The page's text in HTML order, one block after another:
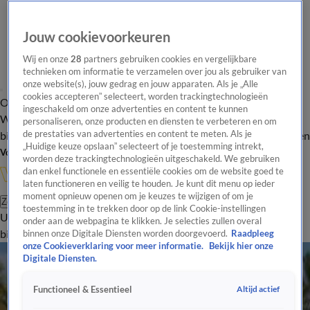
Overzicht Onze programma's Uitzendingen Onze gezichten
In de
WandelgangenInterviewsUitzending
bijwonenPodcastShopVeelgestelde vragenKijkersvraag insturen
Volg Vandaag Inside
Zoeken
UitzendingenVandaag InsideDe OranjezomerShopUitzending
bijwonen
Doordekken
28 mei, 17:17
Johan Derksen showt tattoo van zijn vrouw in nieuwste aflevering van Doordekken
Jouw cookievoorkeuren
Wij en onze28 partners gebruiken cookies en vergelijkbare
technieken om informatie te verzamelen over jou als gebruiker van
onze website(s), jouw gedrag en jouw apparaten. Als je „Alle
cookies accepteren” selecteert, worden trackingtechnologieën
ingeschakeld om onze advertenties en content te kunnen
personaliseren, onze producten en diensten te verbeteren en om
de prestaties van advertenties en content te meten. Als je
„Huidige keuze opslaan” selecteert of je toestemming intrekt,
worden deze trackingtechnologieën uitgeschakeld. We gebruiken
dan enkel functionele en essentiële cookies om de website goed te
laten functioneren en veilig te houden. Je kunt dit menu op ieder
moment opnieuw openen om je keuzes te wijzigen of om je
toestemming in te trekken door op de link Cookie-instellingen
onder aan de webpagina te klikken. Je selecties zullen overal
binnen onze Digitale Diensten worden doorgevoerd. Raadpleeg
onze Cookieverklaring voor meer informatie.
Bekijk hier onze
Digitale Diensten.
Functioneel & Essentieel Altijd actief